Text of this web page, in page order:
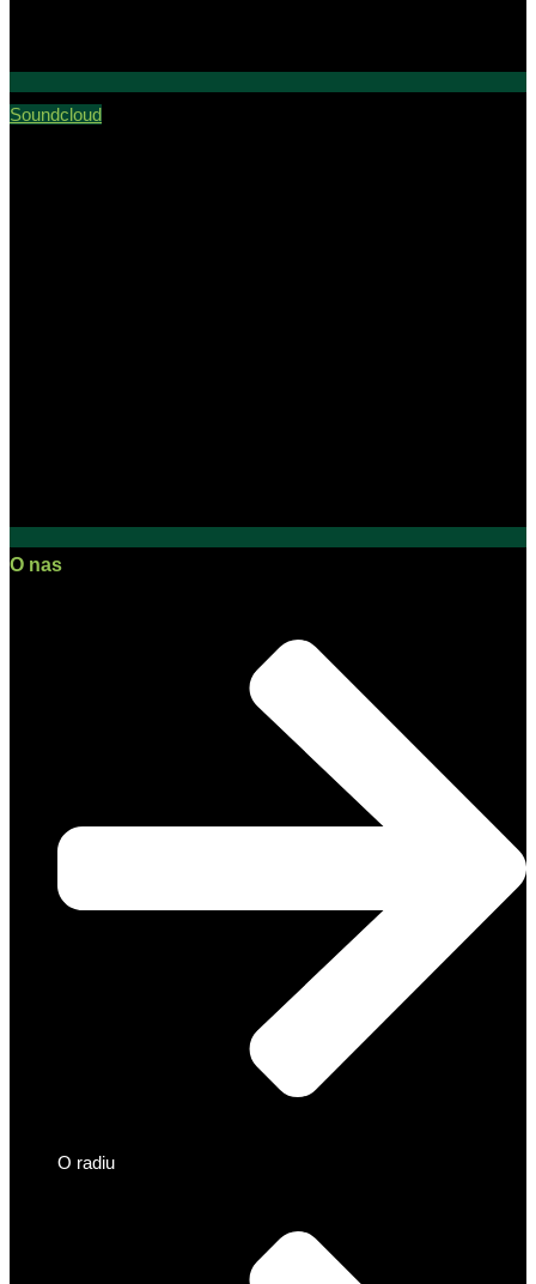
Soundcloud
O nas
O radiu